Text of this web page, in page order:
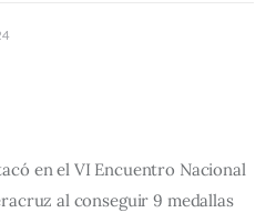
en el VI Encuentro Nacional
al conseguir 9 medallas